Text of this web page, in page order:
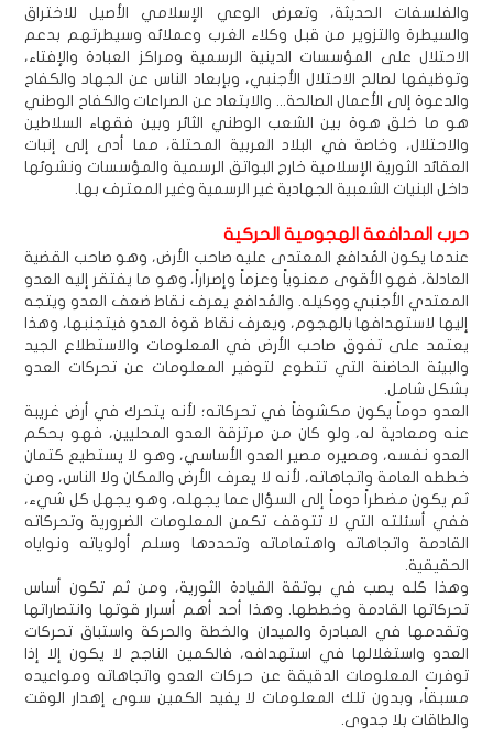
والفلسفات الحديثة، وتعرض الوعي الإسلامي الأصيل للاختراق
والسيطرة والتزوير من قبل وكلاء الغرب وعملائه وسيطرتهم بدعم
الاحتلال على المؤسسات الدينية الرسمية ومراكز العبادة والإفتاء،
وتوظيفها لصالح الاحتلال الأجنبي، وبإبعاد الناس عن الجهاد والكفاح
والدعوة إلى الأعمال الصالحة... والابتعاد عن الصراعات والكفاح الوطني
هو ما خلق هوة بين الشعب الوطني الثائر وبين فقهاء السلاطين
والاحتلال، وخاصة في البلاد العربية المحتلة، مما أدى إلى إنبات
العقائد الثورية الإسلامية خارج البواتق الرسمية والمؤسسات ونشوئها
داخل البنيات الشعبية الجهادية غير الرسمية وغير المعترف بها.
حرب المدافعة الهجومية الحركية
عندما يكون المُدافع المعتدى عليه صاحب الأرض، وهو صاحب القضية
العادلة، فهو الأقوى معنوياً وعزماً وإصراراً، وهو ما يفتقر إليه العدو
المعتدي الأجنبي ووكيله. والمُدافع يعرف نقاط ضعف العدو ويتجه
إليها لاستهدافها بالهجوم، ويعرف نقاط قوة العدو فيتجنبها، وهذا
يعتمد على تفوق صاحب الأرض في المعلومات والاستطلاع الجيد
والبيئة الحاضنة التي تتطوع لتوفير المعلومات عن تحركات العدو
بشكل شامل.
العدو دوماً يكون مكشوفاً في تحركاته؛ لأنه يتحرك في أرض غريبة
عنه ومعادية له، ولو كان من مرتزقة العدو المحليين، فهو بحكم
العدو نفسه، ومصيره مصير العدو الأساسي، وهو لا يستطيع كتمان
خططه العامة واتجاهاته، لأنه لا يعرف الأرض والمكان ولا الناس، ومن
ثم يكون مضطراً دوماً إلى السؤال عما يجهله، وهو يجهل كل شيء،
ففي أسئلته التي لا تتوقف تكمن المعلومات الضرورية وتحركاته
القادمة واتجاهاته واهتماماته وتحددها وسلم أولوياته ونواياه
الحقيقية.
وهذا كله يصب في بوتقة القيادة الثورية، ومن ثم تكون أساس
تحركاتها القادمة وخططها. وهذا أحد أهم أسرار قوتها وانتصاراتها
وتقدمها في المبادرة والميدان والخطة والحركة واستباق تحركات
العدو واستغلالها في استهدافه، فالكمين الناجح لا يكون إلا إذا
توفرت المعلومات الدقيقة عن حركات العدو واتجاهاته ومواعيده
مسبقاً، وبدون تلك المعلومات لا يفيد الكمين سوى إهدار الوقت
والطاقات بلا جدوى.